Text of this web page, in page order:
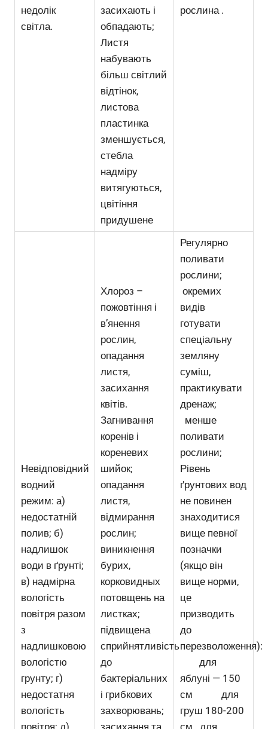
недолік
світла.
засихають і
обпадають;
Листя
набувають
більш світлий
відтінок,
листова
пластинка
зменшується,
стебла
надміру
витягуються,
цвітіння
придушене
рослина .
Невідповідний
водний
режим: а)
недостатній
полив; б)
надлишок
води в ґрунті;
в) надмірна
вологість
повітря разом
з
надлишковою
вологістю
грунту; г)
недостатня
вологість
Хлороз –
пожовтіння і
в’янення
рослин,
опадання
листя,
засихання
квітів.
Загнивання
коренів і
кореневих
шийок;
опадання
листя,
відмирання
рослин;
виникнення
бурих,
корковидных
потовщень на
листках;
підвищена
сприйнятливість
до
бактеріальних
і грибкових
захворювань;
Регулярно
поливати
рослини;
окремих
видів
готувати
спеціальну
земляну
суміш,
практикувати
дренаж;
менше
поливати
рослини;
Рівень
ґрунтових вод
не повинен
знаходитися
вище певної
позначки
(якщо він
вище норми,
це
призводить
до
перезволоження):
для
яблуні — 150
см для
груш 180-200